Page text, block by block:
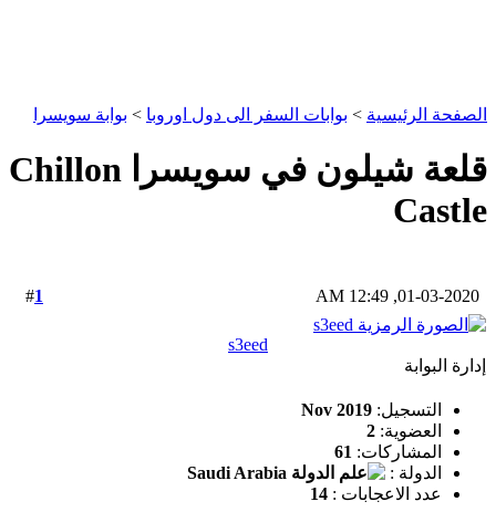
الصفحة الرئيسية > بوابات السفر الى دول اوروبا > بوابة سويسرا
قلعة شيلون في سويسرا Chillon
Castle
1 01-03-2020, 12:49 AM
s3eed
إدارة البوابة
التسجيل: Nov 2019
العضوية: 2
المشاركات: 61
الدولة :
عدد الاعجابات : 14